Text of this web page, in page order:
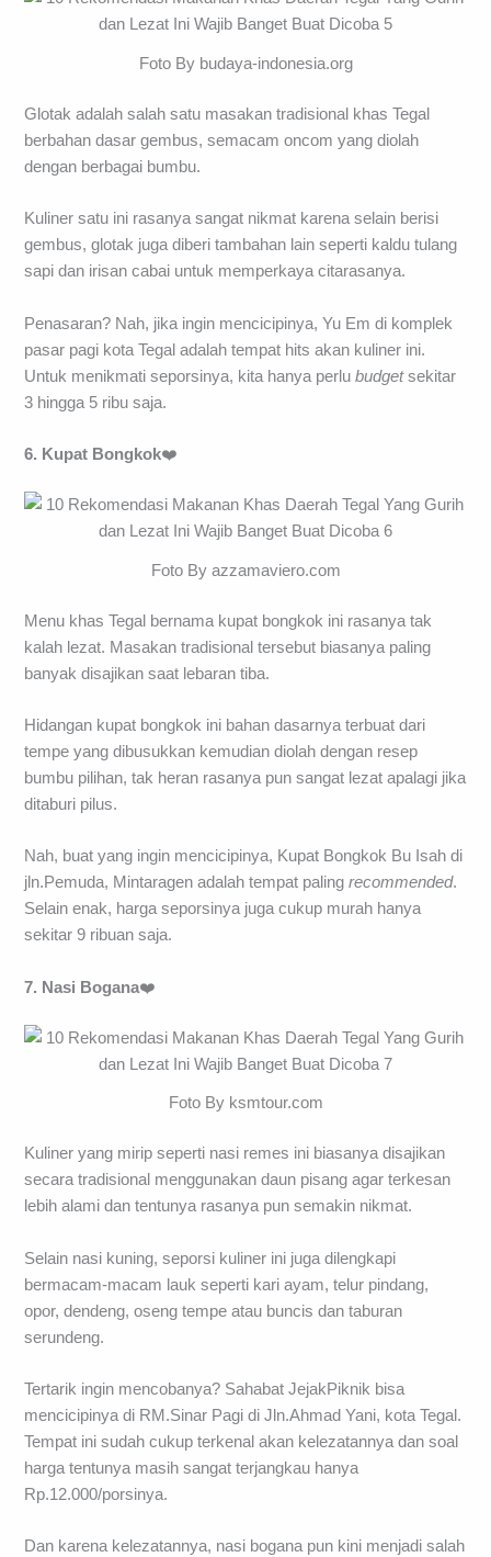
Foto By budaya-indonesia.org
Glotak adalah salah satu masakan tradisional khas Tegal
berbahan dasar gembus, semacam oncom yang diolah
dengan berbagai bumbu.
Kuliner satu ini rasanya sangat nikmat karena selain berisi
gembus, glotak juga diberi tambahan lain seperti kaldu tulang
sapi dan irisan cabai untuk memperkaya citarasanya.
Penasaran? Nah, jika ingin mencicipinya, Yu Em di komplek
pasar pagi kota Tegal adalah tempat hits akan kuliner ini.
Untuk menikmati seporsinya, kita hanya perlubudgetsekitar
3 hingga 5 ribu saja.
6. Kupat Bongkok❤️
Foto By azzamaviero.com
Menu khas Tegal bernama kupat bongkok ini rasanya tak
kalah lezat. Masakan tradisional tersebut biasanya paling
banyak disajikan saat lebaran tiba.
Hidangan kupat bongkok ini bahan dasarnya terbuat dari
tempe yang dibusukkan kemudian diolah dengan resep
bumbu pilihan, tak heran rasanya pun sangat lezat apalagi jika
ditaburi pilus.
Nah, buat yang ingin mencicipinya, Kupat Bongkok Bu Isah di
jln.Pemuda, Mintaragen adalah tempat palingrecommended.
Selain enak, harga seporsinya juga cukup murah hanya
sekitar 9 ribuan saja.
7. Nasi Bogana❤️
Foto By ksmtour.com
Kuliner yang mirip seperti nasi remes ini biasanya disajikan
secara tradisional menggunakan daun pisang agar terkesan
lebih alami dan tentunya rasanya pun semakin nikmat.
Selain nasi kuning, seporsi kuliner ini juga dilengkapi
bermacam-macam lauk seperti kari ayam, telur pindang,
opor, dendeng, oseng tempe atau buncis dan taburan
serundeng.
Tertarik ingin mencobanya? Sahabat JejakPiknik bisa
mencicipinya di RM.Sinar Pagi di Jln.Ahmad Yani, kota Tegal.
Tempat ini sudah cukup terkenal akan kelezatannya dan soal
harga tentunya masih sangat terjangkau hanya
Rp.12.000/porsinya.
Dan karena kelezatannya, nasi bogana pun kini menjadi salah